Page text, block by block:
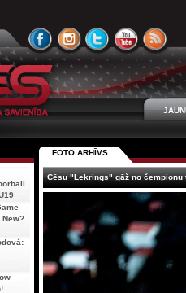
FOTO ARHĪVS
Cēsu "Lekrings" gāž no
New?